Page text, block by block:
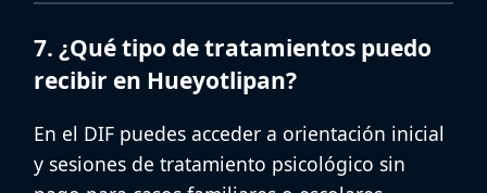
7. ¿Qué tipo de tratamientos puedo
recibir en Hueyotlipan?
En el DIF puedes acceder a orientación inicial
y sesiones de tratamiento psicológico sin